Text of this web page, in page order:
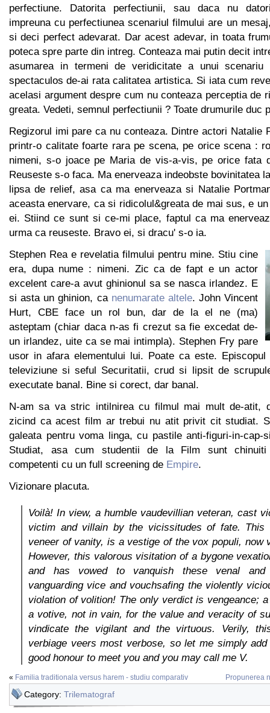
perfectiune. Datorita perfectiunii, sau daca nu
impreuna cu perfectiunea scenariul filmului are un
si deci perfect adevarat. Dar acest adevar, in toata
poteca spre parte din intreg. Conteaza mai putin decit
asumarea in termeni de veridicitate a unui
spectaculos de-ai rata calitatea artistica. Si iata cum
acelasi argument despre cum nu conteaza perceptia de
greata. Vedeti, semnul perfectiunii ? Toate drumurile duc
Regizorul imi pare ca nu conteaza. Dintre actori Natalie
printr-o calitate foarte rara pe scena, pe orice scena :
nimeni, s-o joace pe Maria de vis-a-vis, pe orice fata
Reuseste s-o faca. Ma enerveaza indeobste bovinitatea
lipsa de relief, asa ca ma enerveaza si Natalie
aceasta enervare, ca si ridicolul&greata de mai sus, e
ei. Stiind ce sunt si ce-mi place, faptul ca ma
urma ca reuseste. Bravo ei, si dracu' s-o ia.
Stephen Rea e revelatia filmului pentru mine. Stiu cine
era, dupa nume : nimeni. Zic ca de fapt e un actor
excelent care-a avut ghinionul sa se nasca irlandez. E
si asta un ghinion, ca nenumarate altele. John Vincent
Hurt, CBE face un rol bun, dar de la el ne (ma)
asteptam (chiar daca n-as fi crezut sa fie excedat de-
un irlandez, uite ca se mai intimpla). Stephen Fry pare
usor in afara elementului lui. Poate ca este.
televiziune si seful Securitatii, crud si lipsit de
executate banal. Bine si corect, dar banal.
N-am sa va stric intilnirea cu filmul mai mult de-atit,
zicind ca acest film ar trebui nu atit privit cit studiat.
galeata pentru voma linga, cu pastile anti-figuri-in-cap-
Studiat, asa cum studentii de la Film sunt
competenti cu un full screening de Empire.
Vizionare placuta.
Voilà! In view, a humble vaudevillian veteran, cast
victim and villain by the vicissitudes of fate. This
veneer of vanity, is a vestige of the vox populi, now
However, this valorous visitation of a bygone
and has vowed to vanquish these venal and
vanguarding vice and vouchsafing the violently
violation of volition! The only verdict is vengeance;
a votive, not in vain, for the value and veracity of
vindicate the vigilant and the virtuous. Verily,
verbiage veers most verbose, so let me simply
good honour to meet you and you may call me V.
« Familia traditionala versus harem - studiu comparativ Propunerea
Category: Trilematograf